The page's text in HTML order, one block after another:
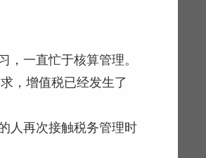
一直忙于核算管理。
，增值税已经发生了
人再次接触税务管理时